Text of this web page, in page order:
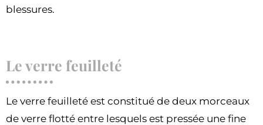
blessures.
Le verre feuilleté
Le verre feuilleté est constitué de deux morceaux
de verre flotté entre lesquels est pressée une fine